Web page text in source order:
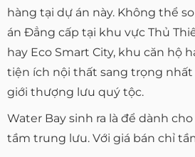
hàng tại dự án này. Không thể
án Đẳng cấp tại khu vực Thủ
hay Eco Smart City, khu căn hộ
tiện ích nội thất sang trọng
giới thượng lưu quý tộc.
Water Bay sinh ra là để dành
tầm trung lưu. Với giá bán chỉ